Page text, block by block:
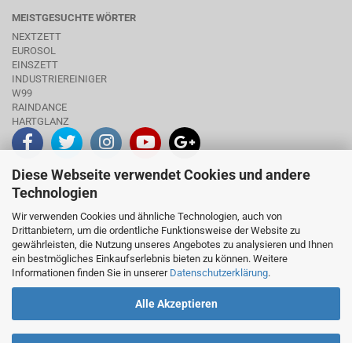
Diese Webseite verwendet Cookies und andere
Technologien
Wir verwenden Cookies und ähnliche Technologien, auch von
Drittanbietern, um die ordentliche Funktionsweise der Website zu
gewährleisten, die Nutzung unseres Angebotes zu analysieren und Ihnen
ein bestmögliches Einkaufserlebnis bieten zu können. Weitere
Informationen finden Sie in unserer Datenschutzerklärung.
Alle Akzeptieren
MEISTGESUCHTE WÖRTER
NEXTZETT
EUROSOL
EINSZETT
INDUSTRIEREINIGER
W99
RAINDANCE
HARTGLANZ
INFO